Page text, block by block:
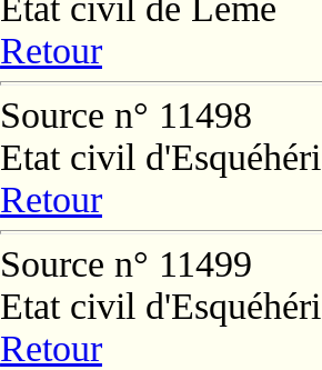
Etat civil de Lemé
Retour
Source n° 11498
Etat civil
Retour
Source n° 11499
Etat civil
Retour